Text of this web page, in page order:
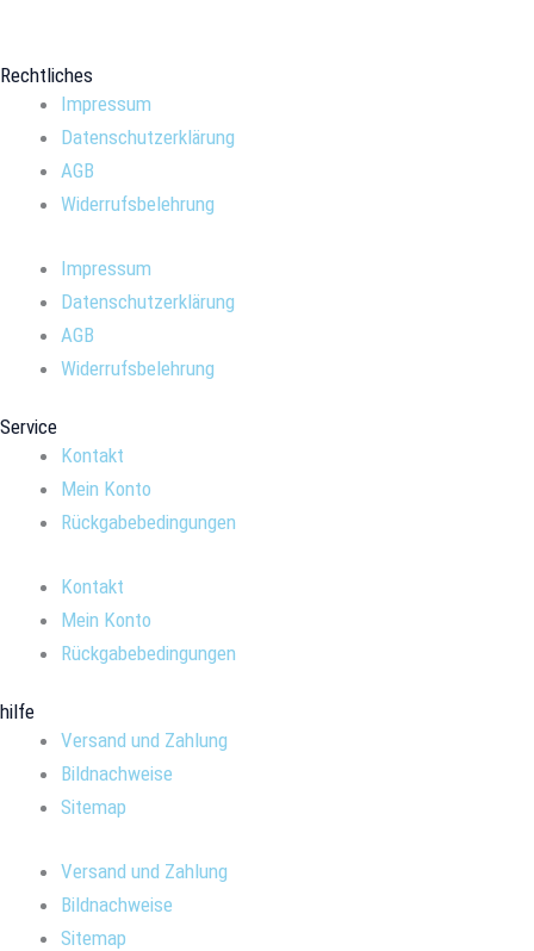
Rechtliches
Impressum
Datenschutzerklärung
AGB
Widerrufsbelehrung
Impressum
Datenschutzerklärung
AGB
Widerrufsbelehrung
Service
Kontakt
Mein Konto
Rückgabebedingungen
Kontakt
Mein Konto
Rückgabebedingungen
hilfe
Versand und Zahlung
Bildnachweise
Sitemap
Versand und Zahlung
Bildnachweise
Sitemap